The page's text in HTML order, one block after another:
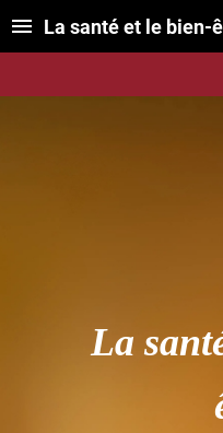
La santé et le bien-
La